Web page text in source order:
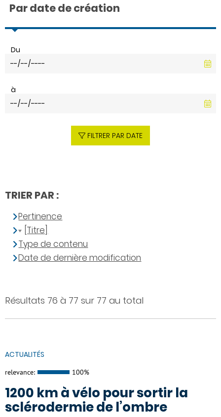
Résultats 76 à 77 sur 77 au total
ACTUALITÉS
relevance: 100%
1200 km à vélo pour sortir la
sclérodermie de l’ombre
Par date de création
Du
à
FILTRER PAR DATE
TRIER PAR :
Pertinence
[Titre]
Type de contenu
Date de dernière modification